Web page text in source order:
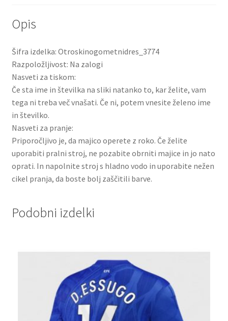
Opis
Šifra izdelka: Otroskinogometnidres_3774
Razpoložljivost: Na zalogi
Nasveti za tiskom:
Če sta ime in številka na sliki natanko to, kar želite, vam
tega ni treba več vnašati. Če ni, potem vnesite želeno ime
in številko.
Nasveti za pranje:
Priporočljivo je, da majico operete z roko. Če želite
uporabiti pralni stroj, ne pozabite obrniti majice in jo nato
oprati. In napolnite stroj s hladno vodo in uporabite nežen
cikel pranja, da boste bolj zaščitili barve.
Podobni izdelki